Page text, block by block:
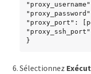
"proxy_port":
}
Sélectionnez